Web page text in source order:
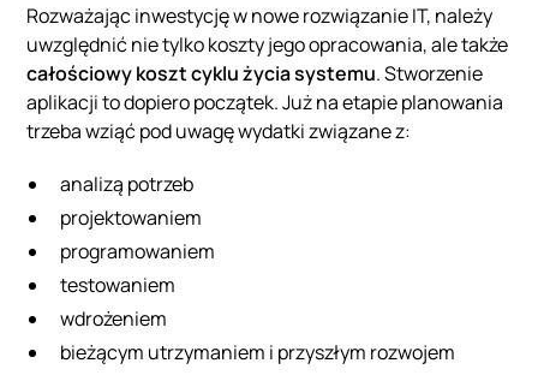
Rozważając inwestycję w nowe rozwiązanie IT, należy
uwzględnić nie tylko koszty jego opracowania, ale także
całościowy koszt cyklu życia systemu. Stworzenie
aplikacji to dopiero początek. Już na etapie planowania
trzeba wziąć pod uwagę wydatki związane z:
analizą potrzeb
projektowaniem
programowaniem
testowaniem
wdrożeniem
bieżącym utrzymaniem i przyszłym rozwojem